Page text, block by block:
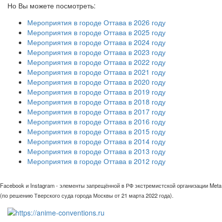
Но Вы можете посмотреть:
Мероприятия в городе Оттава в 2026 году
Мероприятия в городе Оттава в 2025 году
Мероприятия в городе Оттава в 2024 году
Мероприятия в городе Оттава в 2023 году
Мероприятия в городе Оттава в 2022 году
Мероприятия в городе Оттава в 2021 году
Мероприятия в городе Оттава в 2020 году
Мероприятия в городе Оттава в 2019 году
Мероприятия в городе Оттава в 2018 году
Мероприятия в городе Оттава в 2017 году
Мероприятия в городе Оттава в 2016 году
Мероприятия в городе Оттава в 2015 году
Мероприятия в городе Оттава в 2014 году
Мероприятия в городе Оттава в 2013 году
Мероприятия в городе Оттава в 2012 году
Facebook и Instagram - элементы запрещённой в РФ экстремистской организации Meta
(по решению Тверского суда города Москвы от 21 марта 2022 года).